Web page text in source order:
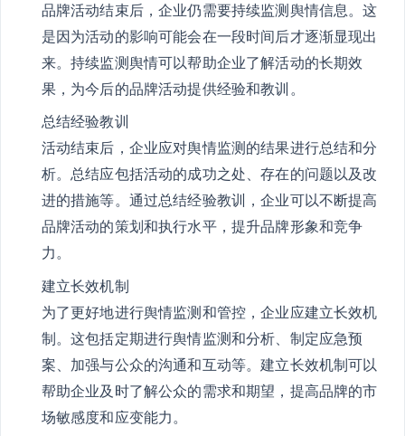
品牌活动结束后，企业仍需要持续监测舆情信息。这
是因为活动的影响可能会在一段时间后才逐渐显现出
来。持续监测舆情可以帮助企业了解活动的长期效
果，为今后的品牌活动提供经验和教训。
总结经验教训
活动结束后，企业应对舆情监测的结果进行总结和分
析。总结应包括活动的成功之处、存在的问题以及改
进的措施等。通过总结经验教训，企业可以不断提高
品牌活动的策划和执行水平，提升品牌形象和竞争
力。
建立长效机制
为了更好地进行舆情监测和管控，企业应建立长效机
制。这包括定期进行舆情监测和分析、制定应急预
案、加强与公众的沟通和互动等。建立长效机制可以
帮助企业及时了解公众的需求和期望，提高品牌的市
场敏感度和应变能力。